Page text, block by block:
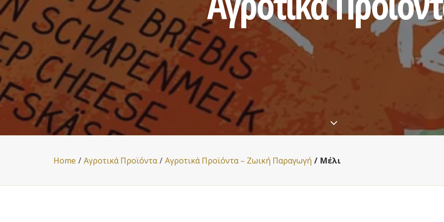
Home Αγροτικά Προϊόντα Αγροτικά Προϊόντα – Ζωική Παραγωγή Μέλι